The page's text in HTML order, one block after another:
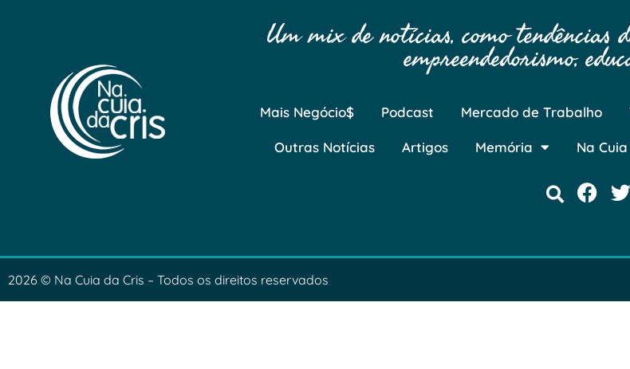
Um mix de notícias, como tendências
empreendedorismo,
Mais Negócio$ Podcast Mercado de Trabalho
Outras Notícias Artigos Memória Na
2026 © Na Cuia da Cris – Todos os direitos reservados